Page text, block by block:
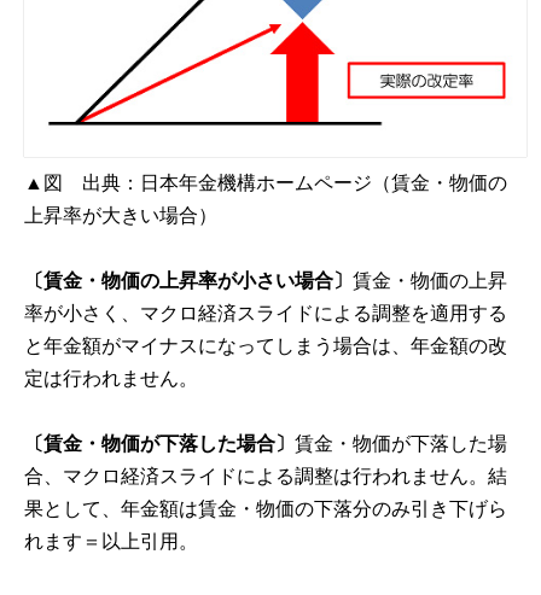
▲図 出典：日本年金機構ホームページ（賃金・物価の
上昇率が大きい場合）
〔賃金・物価の上昇率が小さい場合〕賃金・物価の上昇
率が小さく、マクロ経済スライドによる調整を適用する
と年金額がマイナスになってしまう場合は、年金額の改
定は行われません。
〔賃金・物価が下落した場合〕賃金・物価が下落した場
合、マクロ経済スライドによる調整は行われません。結
果として、年金額は賃金・物価の下落分のみ引き下げら
れます＝以上引用。